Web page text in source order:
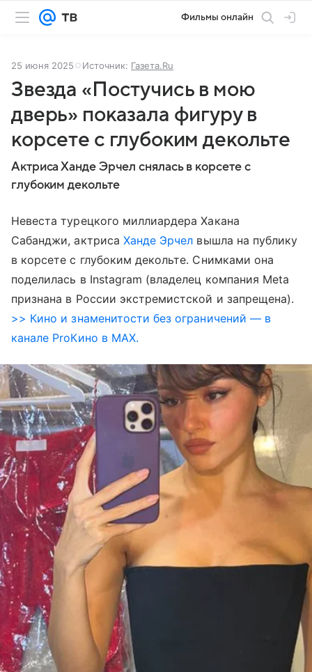
Фильмы онлайн
25 июня 2025 Источник: Газета.Ru
Звезда «Постучись в мою
дверь» показала фигуру в
корсете с глубоким декольте
Актриса Ханде Эрчел снялась в корсете с
глубоким декольте
Невеста турецкого миллиардера Хакана
Сабанджи, актриса Ханде Эрчел вышла на публику
в корсете с глубоким декольте. Снимками она
поделилась в Instagram (владелец компания Meta
признана в России экстремистской и запрещена).
>> Кино и знаменитости без ограничений — в
канале ProКино в MAX.